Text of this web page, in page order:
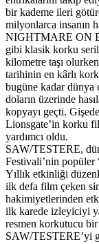
bir kademe ileri
milyonlarca insanın
NIGHTMARE ON
gibi klasik korku
kilometre taşı
tarihinin en kârlı
bugüne kadar dünya
doların üzerinde
kopyayı geçti.
Lionsgate’in korku
yardımcı oldu.
SAW/TESTERE,
Festivali’nin popüler
Yıllık etkinliği
ilk defa film çeken
hakimiyetlerinden
ilk karede izleyiciyi
resmen korkutucu
SAW/TESTERE’yi